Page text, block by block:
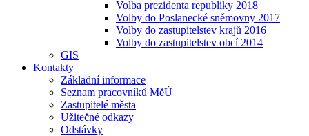
Volba prezidenta republiky 2018
Volby do Poslanecké sněmovny 2017
Volby do zastupitelstev krajů 2016
Volby do zastupitelstev obcí 2014
GIS
Kontakty
Základní informace
Seznam pracovníků MěÚ
Zastupitelé města
Užitečné odkazy
Odstávky